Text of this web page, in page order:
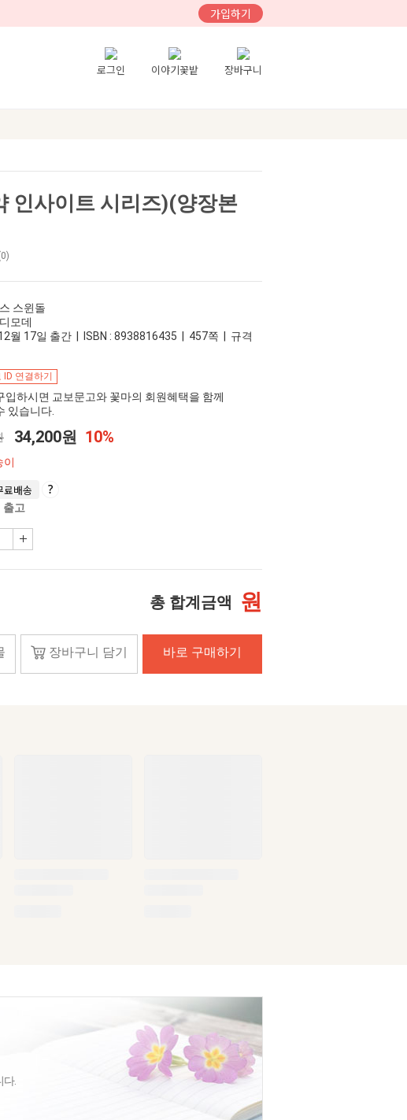
가입하기
로그인 이야기꽃밭 장바구니
인사이트 시리즈)(양장본
스윈돌
모데
월 17일 출간 | ISBN : 8938816435 | 457쪽 | 규격
연결하기
입하시면 교보문고와 꽃마의 회원혜택을 함께
있습니다.
34,200원 10%
이
료배송
출고
총 합계금액 원
장바구니 담기 바로 구매하기
다.